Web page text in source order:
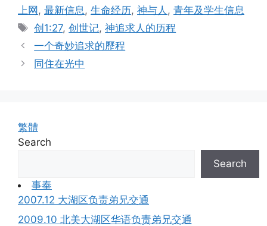
上网, 最新信息 , 生命经历, 神与人 , 青年及学生信息
Tags
创1:27,创世记,神追求人的历程
一个奇妙追求的歷程
同住在光中
繁體
Search
Search
事奉
2007.12 大湖区负责弟兄交通
2009.10 北美大湖区华语负责弟兄交通